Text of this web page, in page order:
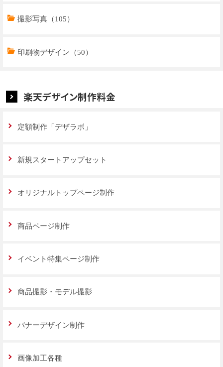
撮影写真（105）
印刷物デザイン（50）
楽天デザイン制作料金
定額制作「デザラボ」
新規スタートアップセット
オリジナルトップページ制作
商品ページ制作
イベント特集ページ制作
商品撮影・モデル撮影
バナーデザイン制作
画像加工各種